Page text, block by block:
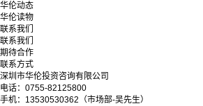
华伦动态
华伦读物
联系我们
联系我们
期待合作
联系方式
深圳市华伦投资咨询有限公司
电话：0755-82125800
手机：13530530362（市场部-吴先生）